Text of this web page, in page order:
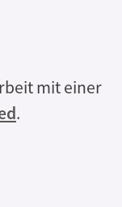
mit einer
.